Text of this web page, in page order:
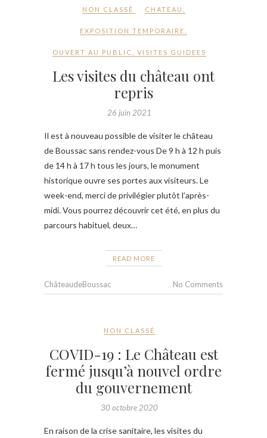
NON CLASSÉ CHATEAU
EXPOSITION TEMPORAIRE
OUVERT AU PUBLIC VISITES GUIDEES
Les visites du château ont
repris
26 juin 2021
Il est à nouveau possible de visiter le château
de Boussac sans rendez-vous De 9 h à 12 h puis
de 14 h à 17 h tous les jours, le monument
historique ouvre ses portes aux visiteurs. Le
week-end, merci de privilégier plutôt l’après-
midi. Vous pourrez découvrir cet été, en plus du
parcours habituel, deux…
READ MORE
ChâteaudeBoussac No Comments
NON CLASSÉ
COVID-19 : Le Château est
fermé jusqu’à nouvel ordre
du gouvernement
30 octobre 2020
En raison de la crise sanitaire, les visites du